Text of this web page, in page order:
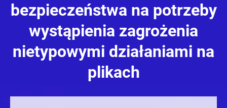
bezpieczeństwa na potrzeby
wystąpienia zagrożenia
nietypowymi działaniami na
plikach